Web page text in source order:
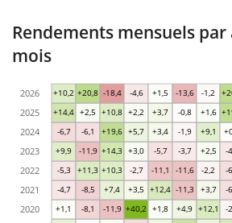
Rendements mensuels
mois
+1,1 -8,1 -11,9 +40,2 +1,8 +4,9 +12,1 -
-4,7 -8,5 +7,4 +3,5 +12,4 -11,3 +3,7 -
-5,3 +11,3 +10,3 -2,7 -11,1 -11,6 -2,2 -
+9,9 -11,9 +14,3 +3,0 -5,7 -3,7 +2,5 -
-6,7 -6,1 +19,6 +5,7 +3,4 -1,9 +9,1
+14,4 +2,5 +10,8 +2,2 +3,7 -0,8 +1,6
+10,2 +20,8 -18,4 -4,6 +1,5 -13,6 -1,2
2020
2021
2022
2023
2024
2025
2026